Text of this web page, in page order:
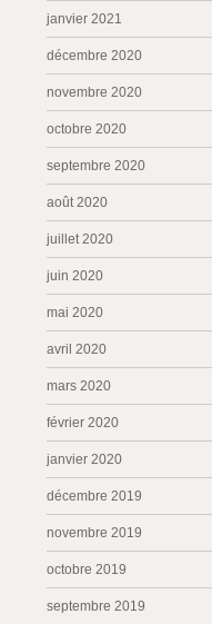
janvier 2021
décembre 2020
novembre 2020
octobre 2020
septembre 2020
août 2020
juillet 2020
juin 2020
mai 2020
avril 2020
mars 2020
février 2020
janvier 2020
décembre 2019
novembre 2019
octobre 2019
septembre 2019